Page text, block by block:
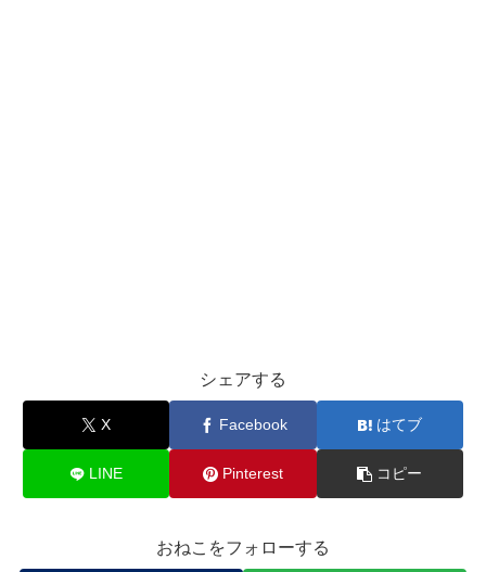
シェアする
X Facebook はてブ
LINE Pinterest コピー
おねこをフォローする